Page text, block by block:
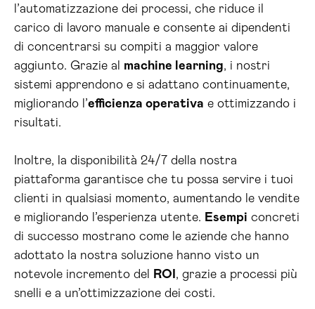
l’automatizzazione dei processi, che riduce il
carico di lavoro manuale e consente ai dipendenti
di concentrarsi su compiti a maggior valore
aggiunto. Grazie al machine learning, i nostri
sistemi apprendono e si adattano continuamente,
migliorando l’efficienza operativa e ottimizzando i
risultati.
Inoltre, la disponibilità 24/7 della nostra
piattaforma garantisce che tu possa servire i tuoi
clienti in qualsiasi momento, aumentando le vendite
e migliorando l’esperienza utente. Esempi concreti
di successo mostrano come le aziende che hanno
adottato la nostra soluzione hanno visto un
notevole incremento del
ROI , grazie a processi più
snelli e a un’ottimizzazione dei costi.